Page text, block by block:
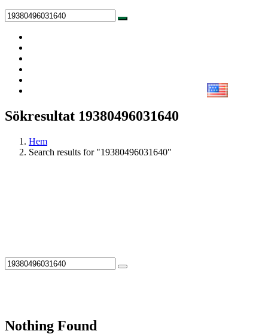
Sökresultat 19380496031640
Hem
Search results for "19380496031640"
Nothing Found